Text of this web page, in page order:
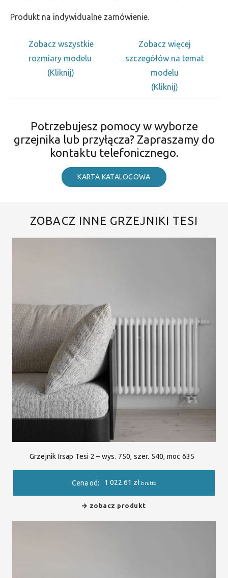
Produkt na indywidualne zamówienie.
Zobacz wszystkie
rozmiary modelu
(Kliknij)
Zobacz więcej
szczegółów na temat
modelu
(Kliknij)
Potrzebujesz pomocy w wyborze
grzejnika lub przyłącza? Zapraszamy do
kontaktu telefonicznego.
KARTA KATALOGOWA
ZOBACZ INNE GRZEJNIKI TESI
Grzejnik Irsap Tesi 2 – wys. 750, szer. 540, moc 635
Cena od: 1 022.61 zł brutto
zobacz produkt